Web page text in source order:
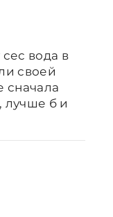
вода в
своей
сначала
лучше б и